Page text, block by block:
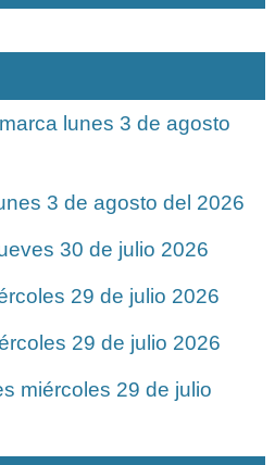
lunes 3 de agosto
3 de agosto del 2026
30 de julio 2026
29 de julio 2026
29 de julio 2026
miércoles 29 de julio